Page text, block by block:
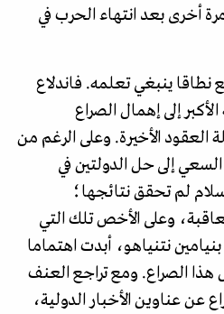
أخرى بعد انتهاء الحرب في
ينبغي تعلمه. فاندلاع
إلى إهمال الصراع
العقود الأخيرة. وعلى الرغم من
إلى حل الدولتين في
لم تحقق نتائجها؛
وعلى الأخص تلك التي
نتنياهو، أبدت اهتماما
هذا الصراع. ومع تراجع العنف
عن عناوين الأخبار الدولية،